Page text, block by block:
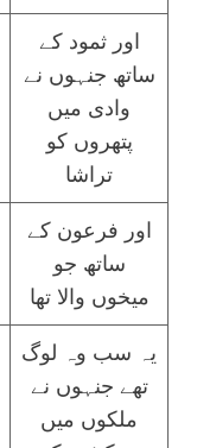
اور ثمود کے
ساتھ جنہوں نے
وادی میں
پتھروں کو
تراشا
اور فرعون کے
ساتھ جو
میخوں والا تھا
یہ سب وہ لوگ
تھے جنہوں نے
ملکوں میں